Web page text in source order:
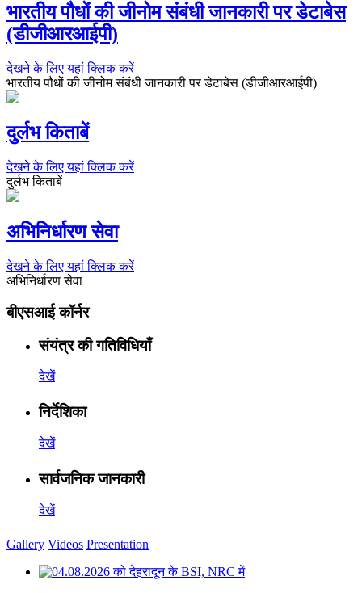
भारतीय पौधों की जीनोम संबंधी जानकारी पर डेटाबेस
(डीजीआरआईपी)
देखने के लिए यहां क्लिक करें
भारतीय पौधों की जीनोम संबंधी जानकारी पर डेटाबेस (डीजीआरआईपी)
दुर्लभ किताबें
देखने के लिए यहां क्लिक करें
दुर्लभ किताबें
अभिनिर्धारण सेवा
देखने के लिए यहां क्लिक करें
अभिनिर्धारण सेवा
बीएसआई कॉर्नर
संयंत्र की गतिविधियाँ
देखें
निर्देशिका
देखें
सार्वजनिक जानकारी
देखें
Gallery Videos Presentation